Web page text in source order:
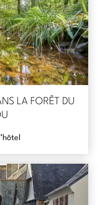
LA FORÊT DU